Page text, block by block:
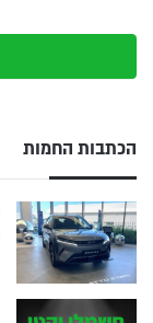
הכתבות החמות